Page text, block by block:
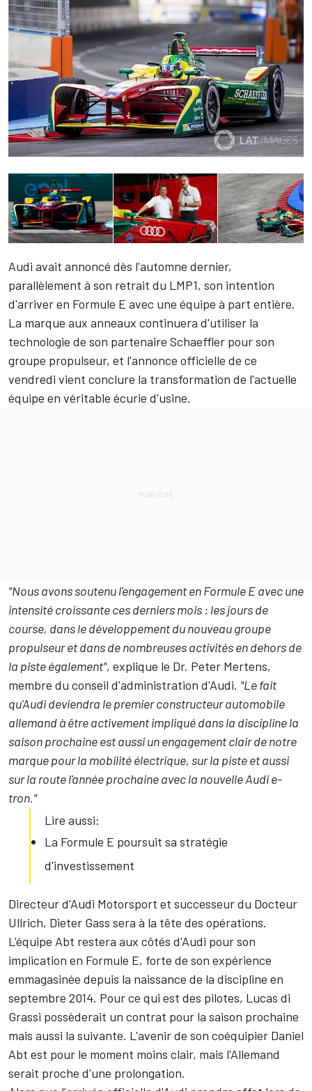
Audi avait annoncé dès l'automne dernier,
parallèlement à son retrait du LMP1, son intention
d'arriver en Formule E avec une équipe à part entière.
La marque aux anneaux continuera d'utiliser la
technologie de son partenaire Schaeffler pour son
groupe propulseur, et l'annonce officielle de ce
vendredi vient conclure la transformation de l'actuelle
équipe en véritable écurie d'usine.
"Nous avons soutenu l'engagement en Formule E avec une
intensité croissante ces derniers mois : les jours de
course, dans le développement du nouveau groupe
propulseur et dans de nombreuses activités en dehors de
la piste également", explique le Dr. Peter Mertens,
membre du conseil d'administration d'Audi. "Le fait
qu'Audi deviendra le premier constructeur automobile
allemand à être activement impliqué dans la discipline la
saison prochaine est aussi un engagement clair de notre
marque pour la mobilité électrique, sur la piste et aussi
sur la route l'année prochaine avec la nouvelle Audi e-
tron."
Lire aussi:
La Formule E poursuit sa stratégie
d'investissement
Directeur d'Audi Motorsport et successeur du Docteur
Ullrich, Dieter Gass sera à la tête des opérations.
L'équipe Abt restera aux côtés d'Audi pour son
implication en Formule E, forte de son expérience
emmagasinée depuis la naissance de la discipline en
septembre 2014. Pour ce qui est des pilotes, Lucas di
Grassi possèderait un contrat pour la saison prochaine
mais aussi la suivante. L'avenir de son coéquipier Daniel
Abt est pour le moment moins clair, mais l'Allemand
serait proche d'une prolongation.